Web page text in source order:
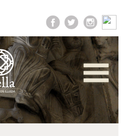
y
Multimedia